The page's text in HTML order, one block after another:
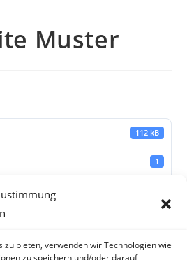
zu bieten, verwenden wir Technologien wie
zu speichern und/oder darauf
Muster
112 kB
1